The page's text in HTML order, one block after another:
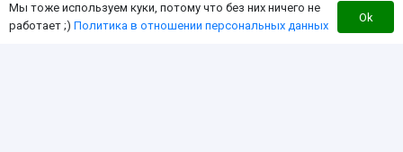
Мы тоже используем куки, потому что без них ничего не
работает ;) Политика в отношении персональных данных
Ok